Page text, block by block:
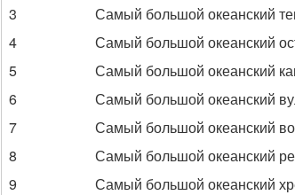
3
Самый большой океанский
4
Самый большой океанский
5
Самый большой океанский
6
Самый большой океанский
7
Самый большой океанский
8
Самый большой океанский
9
Самый большой океанский